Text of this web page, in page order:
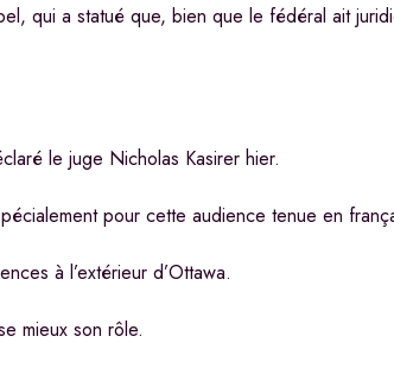
qui a statué que, bien que le fédéral ait
le juge Nicholas Kasirer hier.
pour cette audience tenue en
à l’extérieur d’Ottawa.
mieux son rôle.